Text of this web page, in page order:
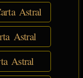
Astral
Astral
Astral